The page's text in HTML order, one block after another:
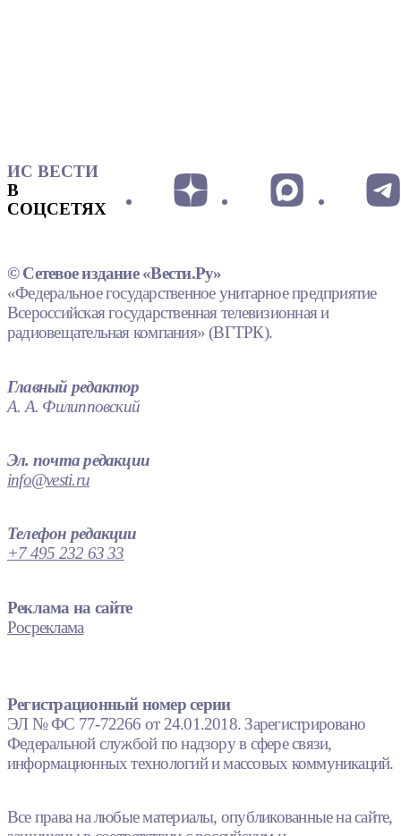
ИС ВЕСТИ
В
СОЦСЕТЯХ
© Сетевое издание «Вести.Ру»
«Федеральное государственное унитарное предприятие
Всероссийская государственная телевизионная и
радиовещательная компания» (ВГТРК).
Главный редактор
А. А. Филипповский
Эл. почта редакции
info@vesti.ru
Телефон редакции
+7 495 232 63 33
Реклама на сайте
Росреклама
Регистрационный номер серии
ЭЛ № ФС 77-72266 от 24.01.2018. Зарегистрировано
Федеральной службой по надзору в сфере связи,
информационных технологий и массовых коммуникаций.
Все права на любые материалы, опубликованные на сайте,